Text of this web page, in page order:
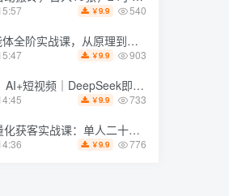
￥9.9 540
从原理到实操，手把手搭建可自动运行的AI Agent
￥9.9 903
即梦豆包小云雀全工具教学，从账号*到剪映剪辑，零基础也能快速上手做*
￥9.9 733
单人二十台设备矩阵搭建，标准化流程*批量引流获客
￥9.9 776
￥9.9 540
从原理到实操，手把手搭建可自动运行的AI Agent
￥9.9 903
即梦豆包小云雀全工具教学，从账号*到剪映剪辑，零基础也能快速上手做*
￥9.9 733
单人二十台设备矩阵搭建，标准化流程*批量引流获客
￥9.9 776